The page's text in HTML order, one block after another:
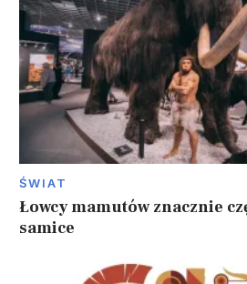
ŚWIAT
Łowcy mamutów znacznie
samice